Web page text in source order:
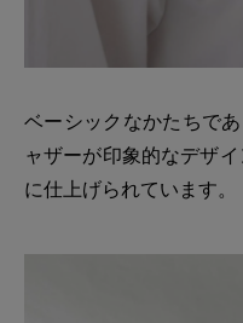
ベーシックなかたちで
ャザーが印象的なデザ
に仕上げられています。